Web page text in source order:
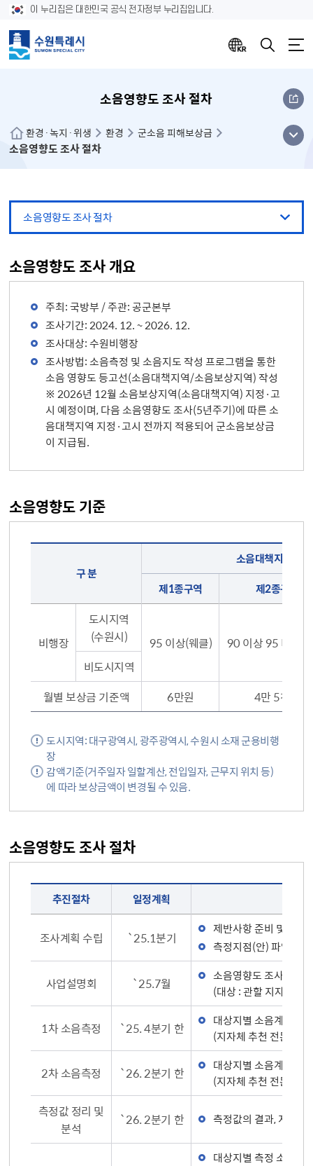
이 누리집은 대한민국 공식 전자정부 누리집입니다.
소음영향도 조사 절차
환경·녹지·위생 환경 군소음 피해보상금
소음영향도 조사 절차
메뉴
열기
소음영향도 조사 절차
소음영향도 조사 개요
주최: 국방부 / 주관: 공군본부
조사기간: 2024. 12. ~ 2026. 12.
조사대상: 수원비행장
조사방법: 소음측정 및 소음지도 작성 프로그램을 통한
소음 영향도 등고선(소음대책지역/소음보상지역) 작성
※ 2026년 12월 소음보상지역(소음대책지역) 지정·고
시 예정이며, 다음 소음영향도 조사(5년주기)에 따른 소
음대책지역 지정·고시 전까지 적용되어 군소음보상금
이 지급됨.
소음영향도 기준
구 분
소음대책지역(소
제1종구역
제2종구역
비행장
도시지역
(수원시)
95 이상(웨클)
90 이상 95 미만(
비도시지역
월별 보상금 기준액
6만원 4만 5천원
도시지역: 대구광역시, 광주광역시, 수원시 소재 군용비행
장
감액기준(거주일자 일할계산, 전입일자, 근무지 위치 등)
에 따라 보상금액이 변경될 수 있음.
소음영향도 조사 절차
추진절차 일정계획
조사계획 수립 `25.1분기
제반사항 준비 및 기초
측정지점(안) 파악
사업설명회 `25.7월
소음영향도 조사계획
(대상 : 관할 지자체,
1차 소음측정 `25. 4분기 한
대상지별 소음계 설치
(지자체 추천 전문가,
2차 소음측정 `26. 2분기 한
대상지별 소음계 설치
(지자체 추천 전문가,
측정값 정리 및
분석
`26. 2분기 한 측정값의 결과, 지점별
대상지별 측정 소음 모